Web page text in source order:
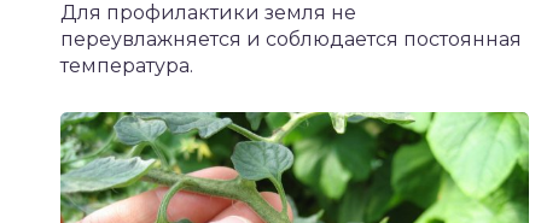
Для профилактики земля не
переувлажняется и соблюдается постоянная
температура.